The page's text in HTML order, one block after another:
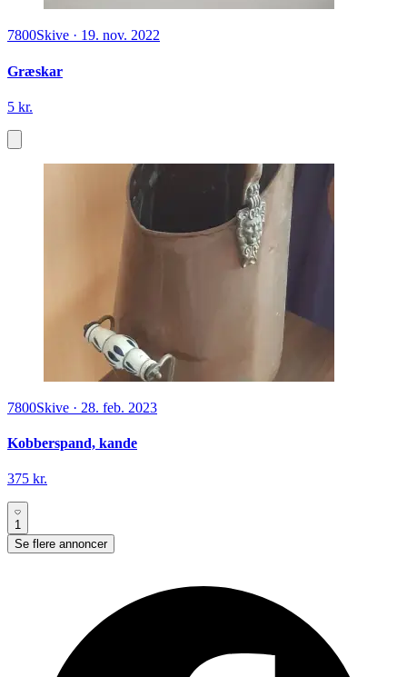
7800Skive · 19. nov. 2022
Græskar
5 kr.
7800Skive · 28. feb. 2023
Kobberspand, kande
375 kr.
1
Se flere annoncer